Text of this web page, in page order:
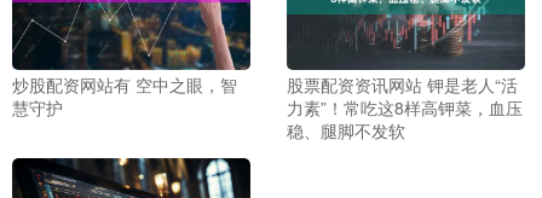
炒股配资网站有 空中之眼，智
慧守护
股票配资资讯网站 钾是老人“活
力素”！常吃这8样高钾菜，血压
稳、腿脚不发软